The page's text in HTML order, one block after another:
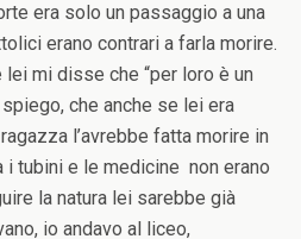
era solo un passaggio a una
erano contrari a farla morire.
mi disse che “per loro è un
che anche se lei era
l’avrebbe fatta morire in
i tubini e le medicine non erano
la natura lei sarebbe già
io andavo al liceo,